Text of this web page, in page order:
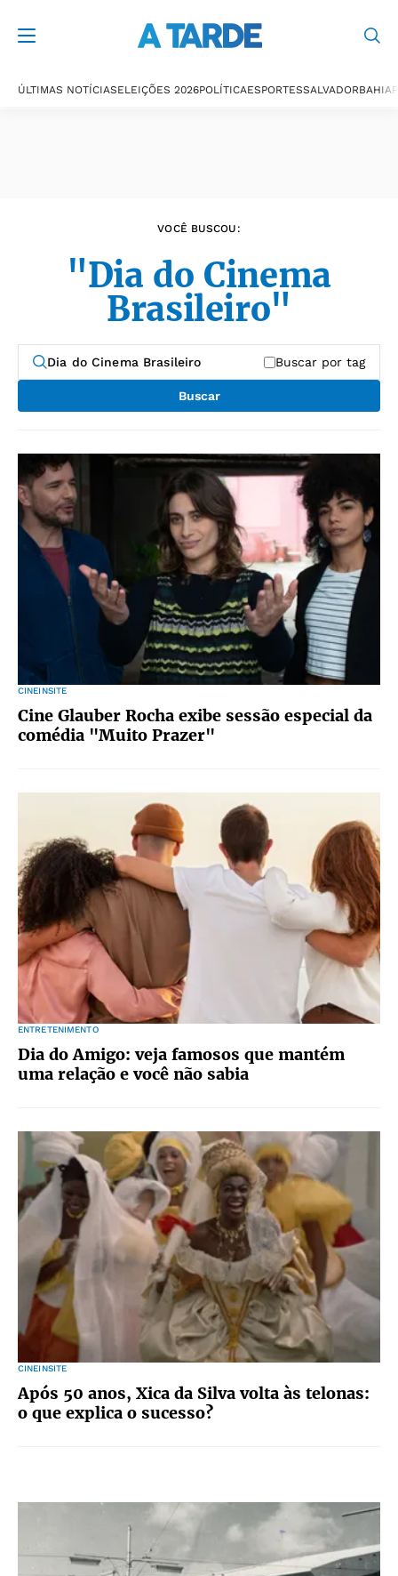
ÚLTIMAS NOTÍCIASELEIÇÕES 2026POLÍTICAESPORTESSALVADORBAHIA
VOCÊ BUSCOU:
"Dia do Cinema
Brasileiro"
Buscar por tag
Buscar
CINEINSITE
Cine Glauber Rocha exibe sessão especial da
comédia "Muito Prazer"
ENTRETENIMENTO
Dia do Amigo: veja famosos que mantém
uma relação e você não sabia
CINEINSITE
Após 50 anos, Xica da Silva volta às telonas:
o que explica o sucesso?